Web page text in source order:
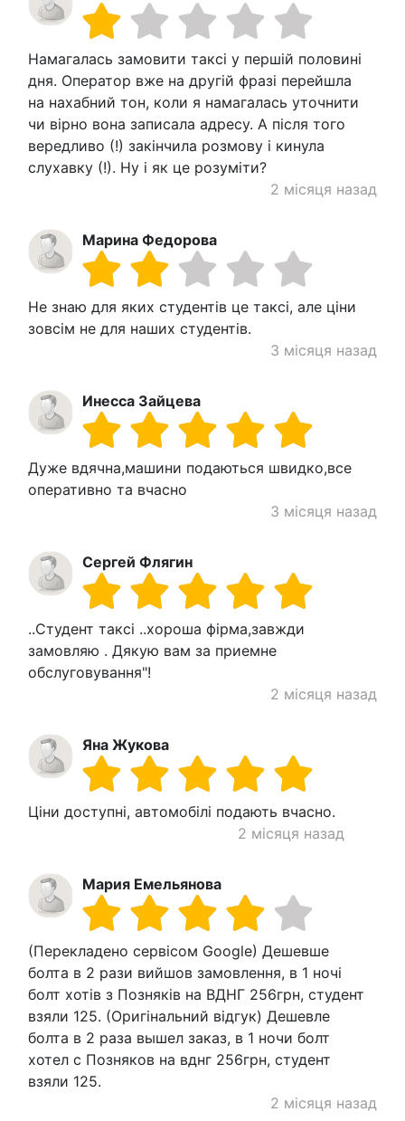
Намагалась замовити таксі у першій половині
дня. Оператор вже на другій фразі перейшла
на нахабний тон, коли я намагалась уточнити
чи вірно вона записала адресу. А після того
вередливо (!) закінчила розмову і кинула
слухавку (!). Ну і як це розуміти?
2 місяця назад
Марина Федорова
Не знаю для яких студентів це таксі, але ціни
зовсім не для наших студентів.
3 місяця назад
Инесса Зайцева
Дуже вдячна,машини подаються швидко,все
оперативно та вчасно
3 місяця назад
Сергей Флягин
..Студент таксі ..хороша фірма,завжди
замовляю . Дякую вам за приемне
обслуговування"!
2 місяця назад
Яна Жукова
Ціни доступні, автомобілі подають вчасно.
2 місяця назад
Мария Емельянова
(Перекладено сервісом Google) Дешевше
болта в 2 рази вийшов замовлення, в 1 ночі
болт хотів з Позняків на ВДНГ 256грн, студент
взяли 125. (Оригінальний відгук) Дешевле
болта в 2 раза вышел заказ, в 1 ночи болт
хотел с Позняков на вднг 256грн, студент
взяли 125.
2 місяця назад